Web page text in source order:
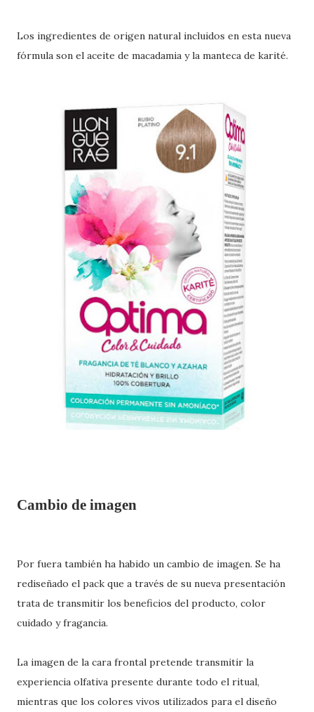
Los ingredientes de origen natural incluidos en esta nueva
fórmula son el aceite de macadamia y la manteca de karité.
Cambio de imagen
Por fuera también ha habido un cambio de imagen. Se ha
rediseñado el pack que a través de su nueva presentación
trata de transmitir los beneficios del producto, color
cuidado y fragancia.
La imagen de la cara frontal pretende transmitir la
experiencia olfativa presente durante todo el ritual,
mientras que los colores vivos utilizados para el diseño